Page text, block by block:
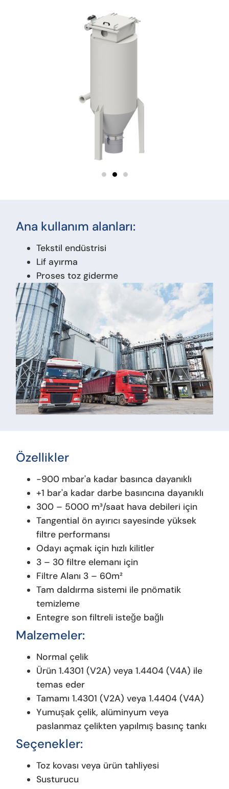
Ana kullanım alanları:
Tekstil endüstrisi
Lif ayırma
Proses toz giderme
Özellikler
-900 mbar'a kadar basınca dayanıklı
+1 bar'a kadar darbe basıncına dayanıklı
300 – 5000 m³/saat hava debileri için
Tangential ön ayırıcı sayesinde yüksek
filtre performansı
Odayı açmak için hızlı kilitler
3 – 30 filtre elemanı için
Filtre Alanı 3 – 60m²
Tam daldırma sistemi ile pnömatik
temizleme
Entegre son filtreli isteğe bağlı
Malzemeler:
Normal çelik
Ürün 1.4301 (V2A) veya 1.4404 (V4A) ile
temas eder
Tamamı 1.4301 (V2A) veya 1.4404 (V4A)
Yumuşak çelik, alüminyum veya
paslanmaz çelikten yapılmış basınç tankı
Seçenekler:
Toz kovası veya ürün tahliyesi
Susturucu